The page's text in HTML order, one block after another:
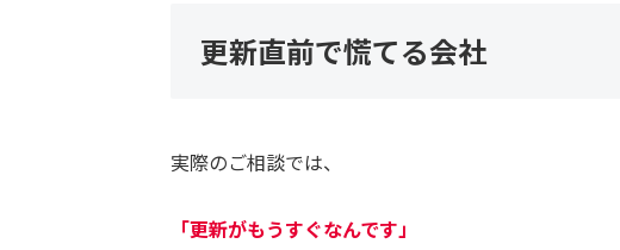
更新直前で慌てる会社
実際のご相談では、
「更新がもうすぐなんです」